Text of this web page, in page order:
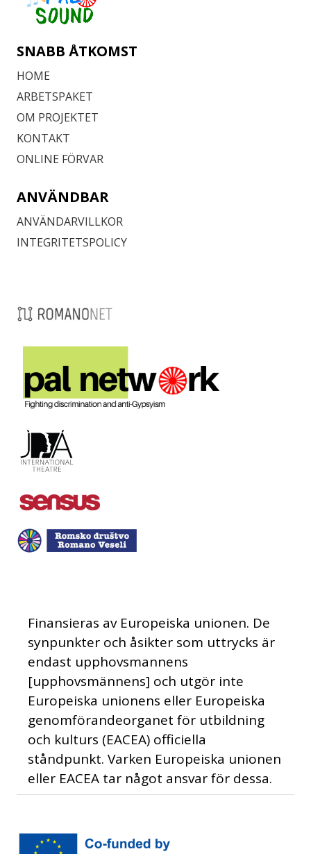
SNABB ÅTKOMST
HOME
ARBETSPAKET
OM PROJEKTET
KONTAKT
ONLINE FÖRVAR
ANVÄNDBAR
ANVÄNDARVILLKOR
INTEGRITETSPOLICY
Finansieras av Europeiska unionen. De
synpunkter och åsikter som uttrycks är
endast upphovsmannens
[upphovsmännens] och utgör inte
Europeiska unionens eller Europeiska
genomförandeorganet för utbildning
och kulturs (EACEA) officiella
ståndpunkt. Varken Europeiska unionen
eller EACEA tar något ansvar för dessa.